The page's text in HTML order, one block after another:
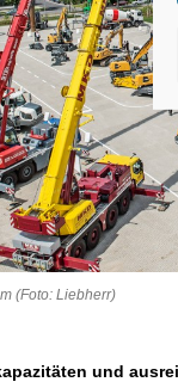
(Foto: Liebherr)
und